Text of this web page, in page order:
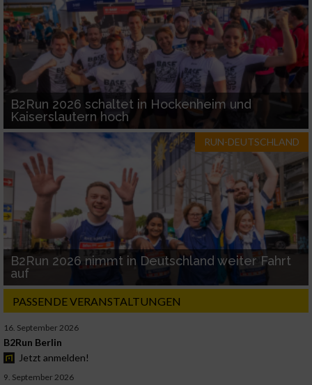
B2Run 2026 schaltet in Hockenheim und
Kaiserslautern hoch
RUN-DEUTSCHLAND
B2Run 2026 nimmt in Deutschland weiter Fahrt
auf
PASSENDE VERANSTALTUNGEN
16. September 2026
B2Run Berlin
Jetzt anmelden!
9. September 2026